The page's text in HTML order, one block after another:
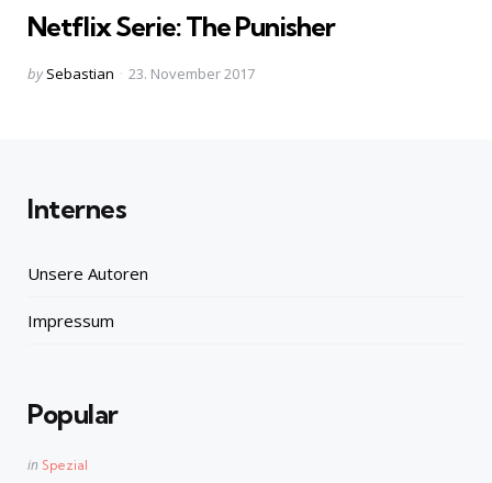
Netflix Serie: The Punisher
Posted
by Sebastian 23. November 2017
Internes
Unsere Autoren
Impressum
Popular
Posted
in Spezial